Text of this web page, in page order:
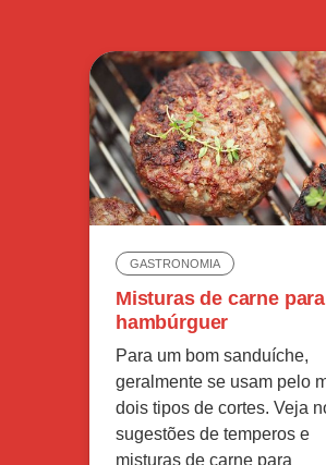
GASTRONOMIA
Misturas de carne para
hambúrguer
Para um bom sanduíche,
geralmente se usam pelo
dois tipos de cortes. Veja
sugestões de temperos e
misturas de carne para